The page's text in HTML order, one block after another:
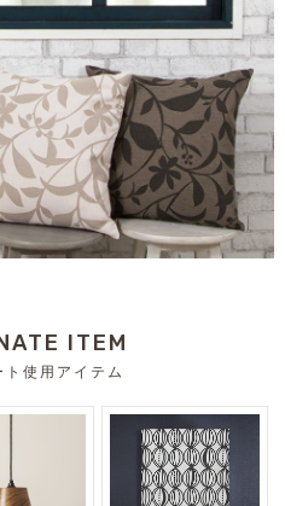
ITEM
ト使用アイテム